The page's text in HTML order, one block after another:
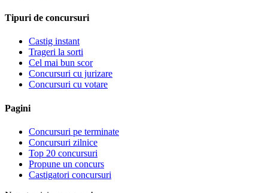
Tipuri de concursuri
Castig instant
Trageri la sorti
Cel mai bun scor
Concursuri cu jurizare
Concursuri cu votare
Pagini
Concursuri pe terminate
Concursuri zilnice
Top 20 concursuri
Propune un concurs
Castigatori concursuri